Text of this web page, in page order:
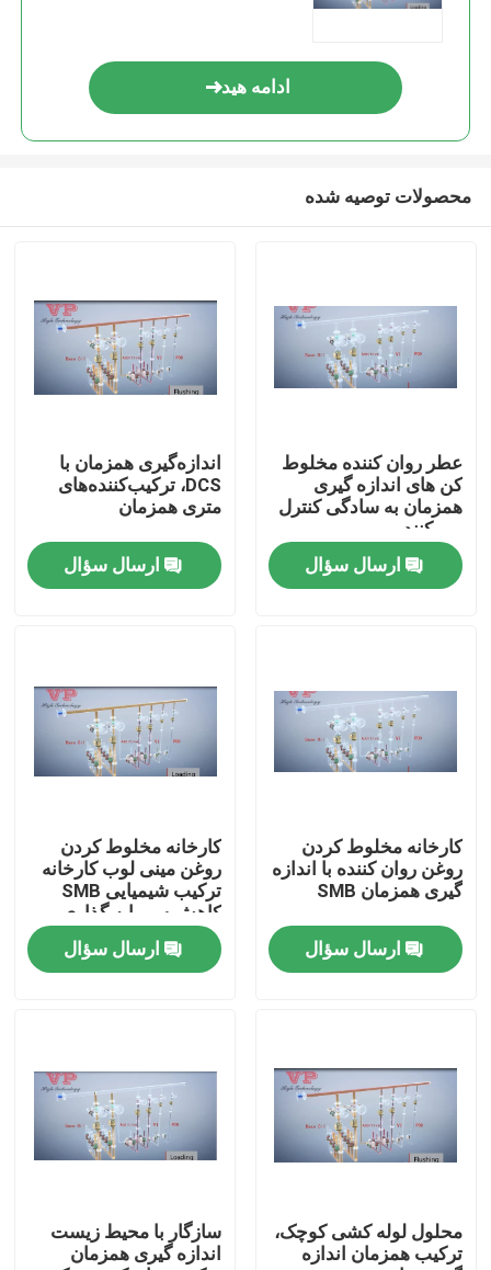
محصولات
فیلم های
درباره ما
اخبار
درخواست نقل قول
ادامه هید
محصولات توصیه شده
عطر روان کننده مخلوط
کن های اندازه گیری
همزمان به سادگی کنترل
می کنند
ارسال سؤال
اندازه‌گیری همزمان با
DCS، ترکیب‌کننده‌های
متری همزمان
ارسال سؤال
کارخانه مخلوط کردن
روغن روان کننده با اندازه
گیری همزمان SMB
ارسال سؤال
کارخانه مخلوط کردن
روغن مینی لوب کارخانه
ترکیب شیمیایی SMB
کاهش سرمایه گذاری
ارسال سؤال
محلول لوله کشی کوچک،
ترکیب همزمان اندازه
سازگار با محیط زیست
اندازه گیری همزمان